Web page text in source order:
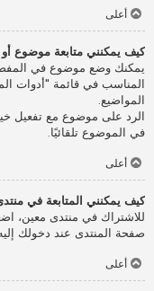
أعلى
كيف يمكنني متابعة موضوع
يمكنك وضع موضوع في
المناسب في قائمة "أدوات
المواضيع.
الرد على موضوع مع تفعيل
في الموضوع تلقائيًا.
أعلى
كيف يمكنني المتابعة في
للاشتراك في منتدى معين،
صفحة المنتدى عند دخولك
أعلى